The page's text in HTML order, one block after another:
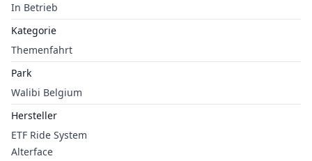
In Betrieb
Kategorie
Themenfahrt
Park
Walibi Belgium
Hersteller
ETF Ride System
Alterface